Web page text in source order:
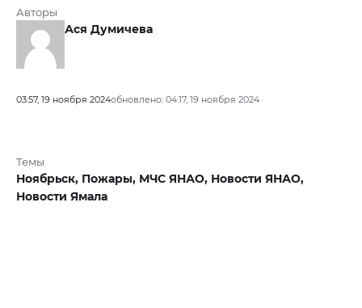
Авторы
Ася Думичева
03:57, 19 ноября 2024обновлено: 04:17, 19 ноября 2024
Темы
Ноябрьск, Пожары, МЧС ЯНАО, Новости ЯНАО,
Новости Ямала